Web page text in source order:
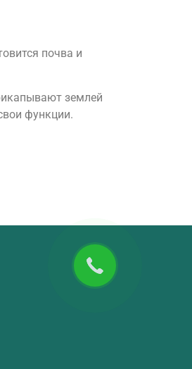
почва и
землей
функции.